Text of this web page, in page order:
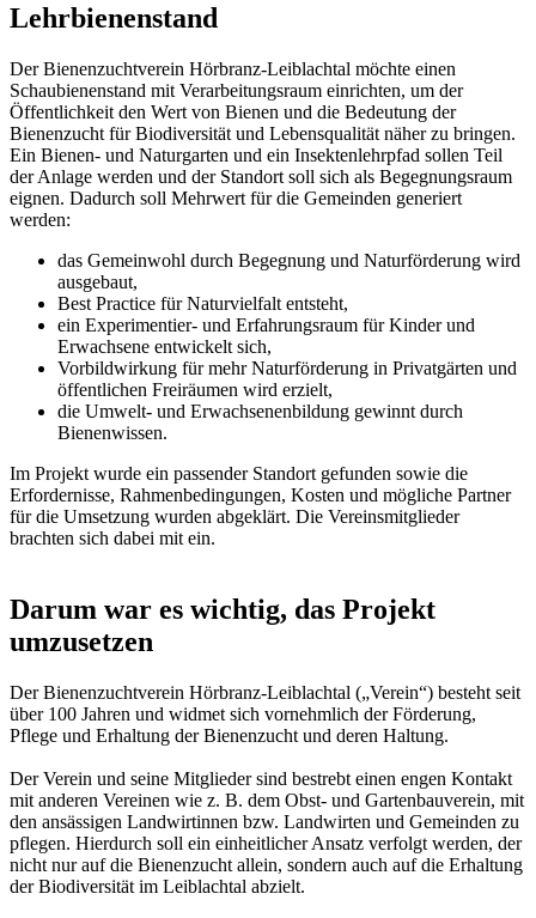
Lehrbienenstand
Der Bienenzuchtverein Hörbranz-Leiblachtal möchte einen
Schaubienenstand mit Verarbeitungsraum einrichten, um der
Öffentlichkeit den Wert von Bienen und die Bedeutung der
Bienenzucht für Biodiversität und Lebensqualität näher zu bringen.
Ein Bienen- und Naturgarten und ein Insektenlehrpfad sollen Teil
der Anlage werden und der Standort soll sich als Begegnungsraum
eignen. Dadurch soll Mehrwert für die Gemeinden generiert
werden:
das Gemeinwohl durch Begegnung und Naturförderung wird
ausgebaut,
Best Practice für Naturvielfalt entsteht,
ein Experimentier- und Erfahrungsraum für Kinder und
Erwachsene entwickelt sich,
Vorbildwirkung für mehr Naturförderung in Privatgärten und
öffentlichen Freiräumen wird erzielt,
die Umwelt- und Erwachsenenbildung gewinnt durch
Bienenwissen.
Im Projekt wurde ein passender Standort gefunden sowie die
Erfordernisse, Rahmenbedingungen, Kosten und mögliche Partner
für die Umsetzung wurden abgeklärt. Die Vereinsmitglieder
brachten sich dabei mit ein.
Darum war es wichtig, das Projekt
umzusetzen
Der Bienenzuchtverein Hörbranz-Leiblachtal („Verein“) besteht seit
über 100 Jahren und widmet sich vornehmlich der Förderung,
Pflege und Erhaltung der Bienenzucht und deren Haltung.
Der Verein und seine Mitglieder sind bestrebt einen engen Kontakt
mit anderen Vereinen wie z. B. dem Obst- und Gartenbauverein, mit
den ansässigen Landwirtinnen bzw. Landwirten und Gemeinden zu
pflegen. Hierdurch soll ein einheitlicher Ansatz verfolgt werden, der
nicht nur auf die Bienenzucht allein, sondern auch auf die Erhaltung
der Biodiversität im Leiblachtal abzielt.